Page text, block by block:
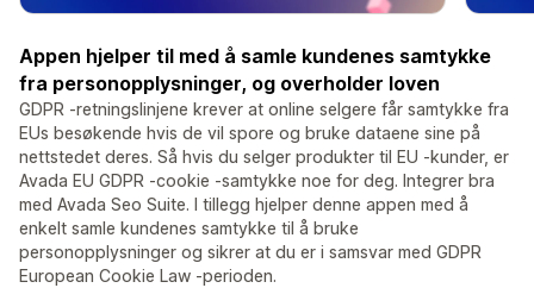
Appen hjelper til med å samle kundenes samtykke
fra personopplysninger, og overholder loven
GDPR -retningslinjene krever at online selgere får samtykke fra
EUs besøkende hvis de vil spore og bruke dataene sine på
nettstedet deres. Så hvis du selger produkter til EU -kunder, er
Avada EU GDPR -cookie -samtykke noe for deg. Integrer bra
med Avada Seo Suite. I tillegg hjelper denne appen med å
enkelt samle kundenes samtykke til å bruke
personopplysninger og sikrer at du er i samsvar med GDPR
European Cookie Law -perioden.